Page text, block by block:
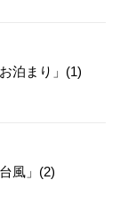
泊まり」(1)
風」(2)